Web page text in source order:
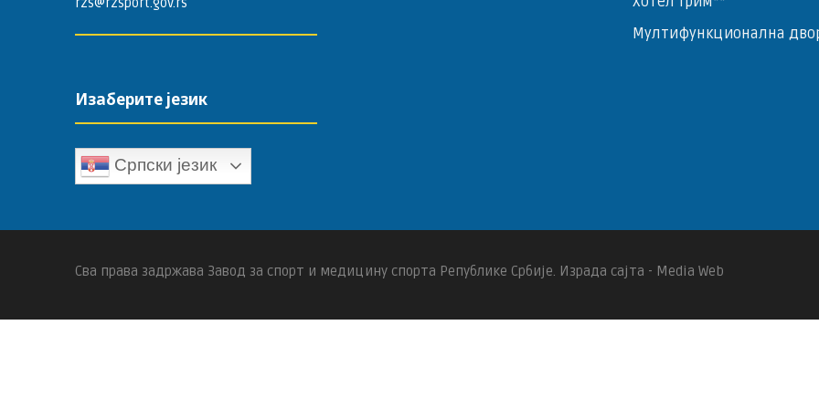
Изаберите језик
Српски језик
Мултифункционална
Сва права задржава Завод за спорт и медицину спорта Републике Србије. Израда сајта - Media Web